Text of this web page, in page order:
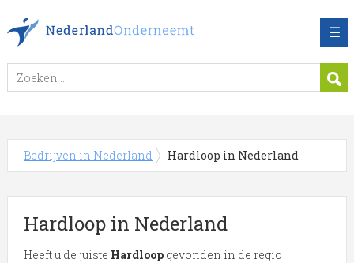
☰
Bedrijven in Nederland Hardloop in Nederland
Hardloop in Nederland
Heeft u de juiste Hardloopgevonden in de regio